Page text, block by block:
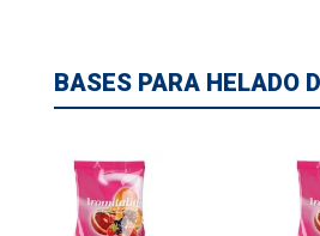
BASES PARA HELADO